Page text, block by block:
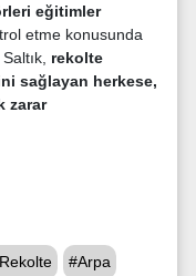
eğitimler
etme konusunda
rekolte
sağlayan herkese,
zarar
#Arpa